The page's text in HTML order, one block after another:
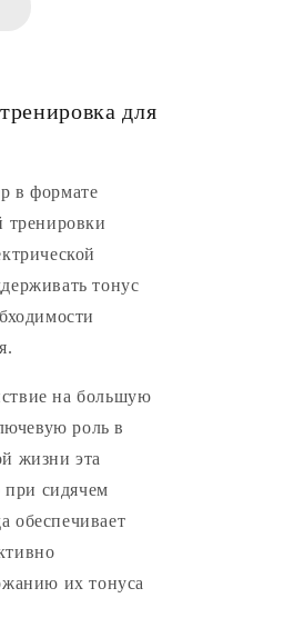
для
в формате
тренировки
тонус
на большую
роль в
жизни эта
при сидячем
обеспечивает
их тонуса